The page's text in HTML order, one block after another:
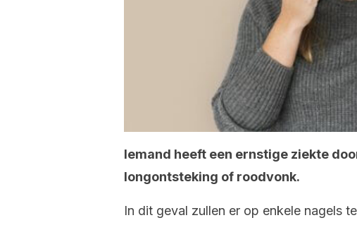
Iemand heeft een ernstige ziekte
longontsteking of roodvonk.
In dit geval zullen er op enkele nagels